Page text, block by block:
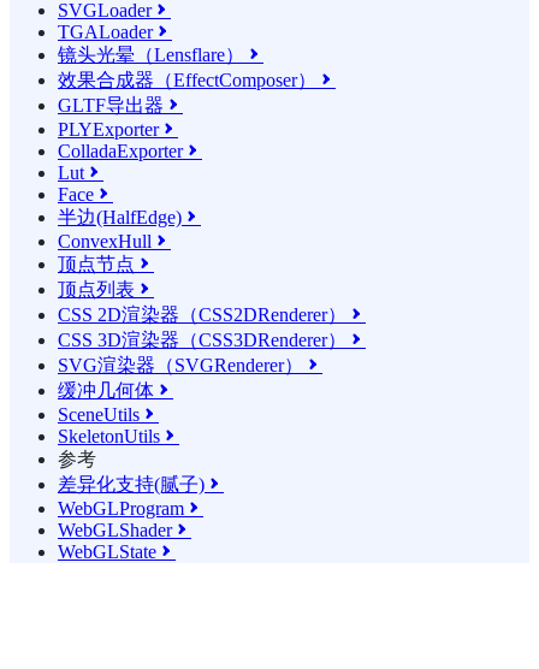
SVGLoader
TGALoader
镜头光晕（Lensflare） 
效果合成器（EffectComposer） 
GLTF导出器 
PLYExporter
ColladaExporter
Lut 
Face 
半边(HalfEdge) 
ConvexHull 
顶点节点 
顶点列表 
CSS 2D渲染器（CSS2DRenderer） 
CSS 3D渲染器（CSS3DRenderer） 
SVG渲染器（SVGRenderer） 
缓冲几何体 
SceneUtils 
SkeletonUtils 
参考
差异化支持(腻子) 
WebGLProgram 
WebGLShader
WebGLState 